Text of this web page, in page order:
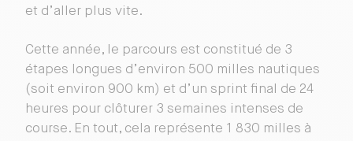
et d’aller plus vite.
Cette année, le parcours est constitué de 3
étapes longues d’environ 500 milles nautiques
(soit environ 900 km) et d’un sprint final de 24
heures pour clôturer 3 semaines intenses de
course. En tout, cela représente 1 830 milles à